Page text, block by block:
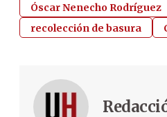
Óscar Nenecho Rodríguez
recolección de basura